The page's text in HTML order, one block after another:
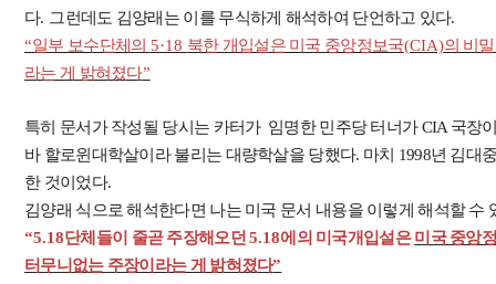
다. 그런데도 김양래는 이를 무식하게 해석하여 단언하고 있다.
“일부 보수단체의 5·18 북한 개입설은 미국 중앙정보국(CIA)의 비
라는 게 밝혀졌다”
특히 문서가 작성될 당시는 카터가 임명한 민주당 터너가 CIA 국장
바 할로윈대학살이라 불리는 대량학살을 당했다. 마치 1998년 김대
한 것이었다.
김양래 식으로 해석한다면 나는 미국 문서 내용을 이렇게 해석할 수
“5.18단체들이 줄곧 주장해오던5.18에의 미국개입설은미국 중앙
터무니없는 주장이라는 게 밝혀졌다”